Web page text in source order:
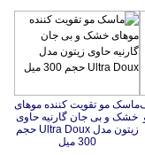
ماسک مو تقویت کننده موهای
خشک و بی جان گارنیه حاوی
زیتون مدل Ultra Doux حجم
300 میل